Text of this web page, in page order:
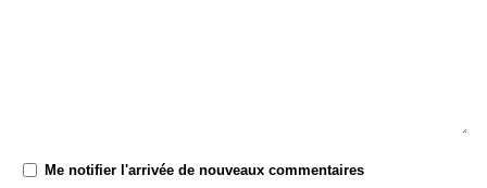
Me notifier l'arrivée de nouveaux commentaires